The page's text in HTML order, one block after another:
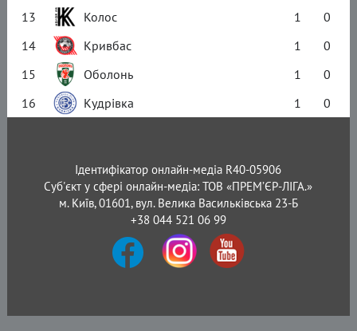
13
Колос 1
0
14
Кривбас 1
0
15
Оболонь 1
0
16
Кудрівка 1 0
Ідентифікатор онлайн-медіа R40-05906
Суб'єкт у сфері онлайн-медіа: ТОВ «ПРЕМ’ЄР-ЛІГА.»
м. Київ, 01601, вул. Велика Васильківська 23-Б
+38 044 521 06 99